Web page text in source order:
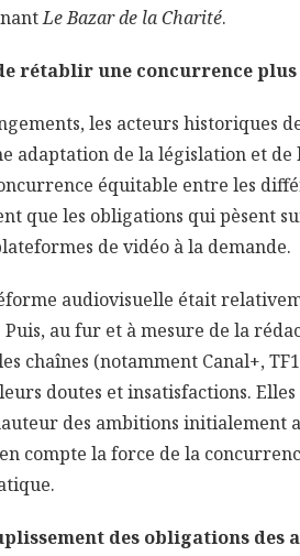
Le Bazar de la Charité.
rétablir une concurrence
les acteurs historiques
adaptation de la législation et
équitable entre les
que les obligations qui pèsent
de vidéo à la demande.
audiovisuelle était
au fur et à mesure de la
chaînes (notamment Canal+,
doutes et insatisfactions.
des ambitions initialement
compte la force de la
des obligations des